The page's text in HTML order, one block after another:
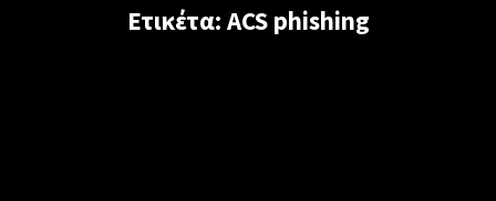
Ετικέτα: ACS phishing